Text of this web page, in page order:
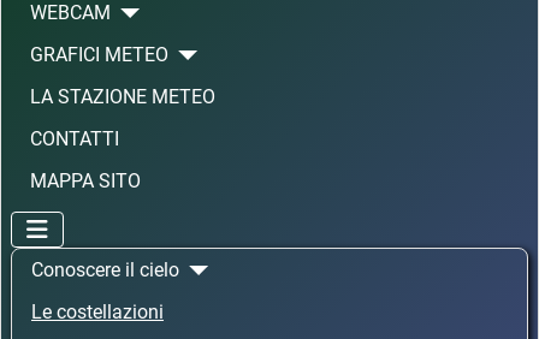
WEBCAM
GRAFICI METEO
LA STAZIONE METEO
CONTATTI
MAPPA SITO
Conoscere il cielo
Le costellazioni